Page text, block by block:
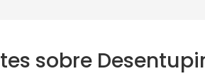
sobre